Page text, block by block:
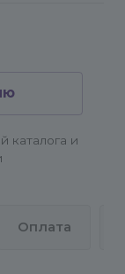
модуля.
каталога и
Оплата